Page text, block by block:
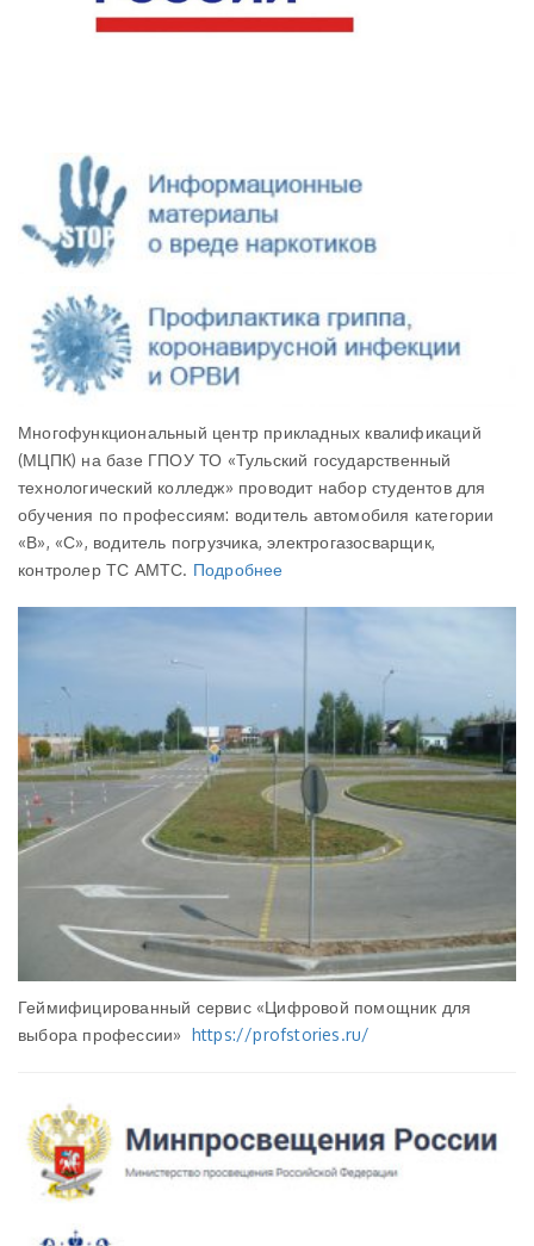
Многофункциональный центр прикладных квалификаций
(МЦПК) на базе ГПОУ ТО «Тульский государственный
технологический колледж» проводит набор студентов для
обучения по профессиям: водитель автомобиля категории
«В», «С», водитель погрузчика, электрогазосварщик,
контролер ТС АМТС. Подробнее
Геймифицированный сервис «Цифровой помощник для
выбора профессии» https://profstories.ru/